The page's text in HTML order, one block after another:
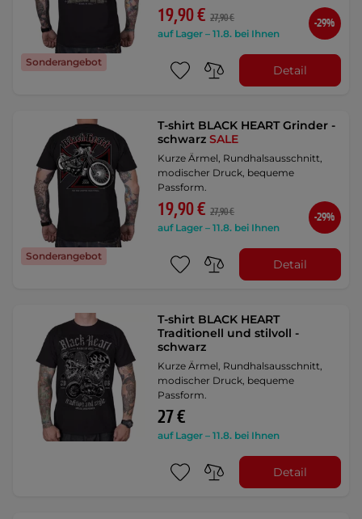
Sonderangebot
19,90 € 27,90 €
auf Lager – 11.8. bei Ihnen
-29%
Detail
Sonderangebot
T-shirt BLACK HEART Grinder -
schwarzSALE
Kurze Ärmel, Rundhalsausschnitt,
modischer Druck, bequeme
Passform.
19,90 € 27,90 €
auf Lager – 11.8. bei Ihnen
-29%
Detail
T-shirt BLACK HEART
Traditionell und stilvoll -
schwarz
Kurze Ärmel, Rundhalsausschnitt,
modischer Druck, bequeme
Passform.
27 €
auf Lager – 11.8. bei Ihnen
Detail